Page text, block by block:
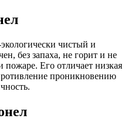
чистый и
без запаха, не горит и не
пожаре. Его отличает низкая
проникновению